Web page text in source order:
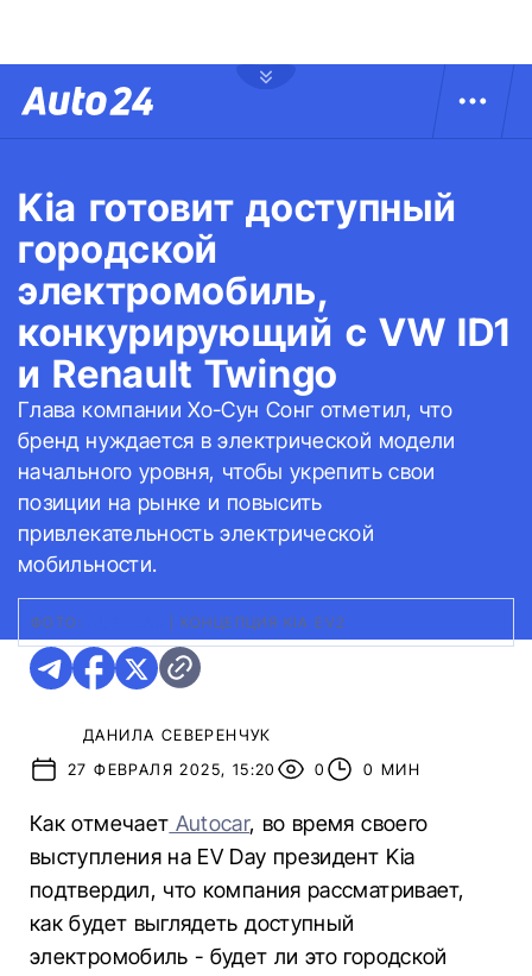
Kia готовит доступный
городской
электромобиль,
конкурирующий с VW ID1
и Renault Twingo
Глава компании Хо-Сун Сонг отметил, что
бренд нуждается в электрической модели
начального уровня, чтобы укрепить свои
позиции на рынке и повысить
привлекательность электрической
мобильности.
ФОТО: КОНЦЕПЦИЯ KIA EV2
ДАНИЛА СЕВЕРЕНЧУК
27 ФЕВРАЛЯ 2025, 15:20
0 0 МИН
Как отмечает Autocar, во время своего
выступления на EV Day президент Kia
подтвердил, что компания рассматривает,
как будет выглядеть доступный
электромобиль - будет ли это городской